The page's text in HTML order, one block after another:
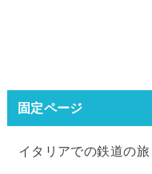
固定ページ
イタリアでの鉄道の旅